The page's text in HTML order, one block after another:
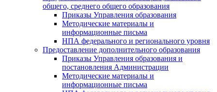
общего, среднего общего образования
Приказы Управления образования
Методические материалы и
информационные письма
НПА федерального и регионального уровня
Предоставление дополнительного образования
Приказы Управления образования и
постановления Администрации
Методические материалы и
информационные письма